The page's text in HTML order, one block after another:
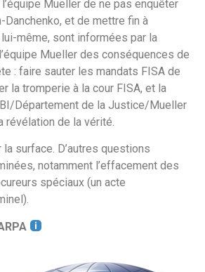
Mueller de ne pas enquêter
Danchenko, et de mettre fin à
lui-même, sont informées par la
Mueller des conséquences de
: faire sauter les mandats FISA de
la tromperie à la cour FISA, et la
Département de la Justice/Mueller
révélation de la vérité.
la surface. D’autres questions
notamment l’effacement des
spéciaux (un acte